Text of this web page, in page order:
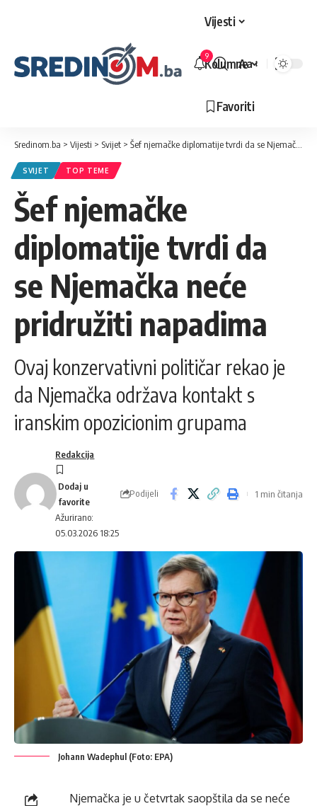
Vijesti
Kolumne
Favoriti
9
Veličina
Aa
Sredinom.ba > Vijesti > Svijet > Šef njemačke diplomatije tvrdi da se Njemačka neće pridružiti napadima
SVIJET TOP TEME
Šef njemačke
diplomatije tvrdi da
se Njemačka neće
pridružiti napadima
Ovaj konzervativni političar rekao je
da Njemačka održava kontakt s
iranskim opozicionim grupama
Ažurirano:
05.03.2026 18:25
Redakcija
Podijeli 1 min čitanja
Johann Wadephul (Foto: EPA)
Njemačka je u četvrtak saopštila da se neće